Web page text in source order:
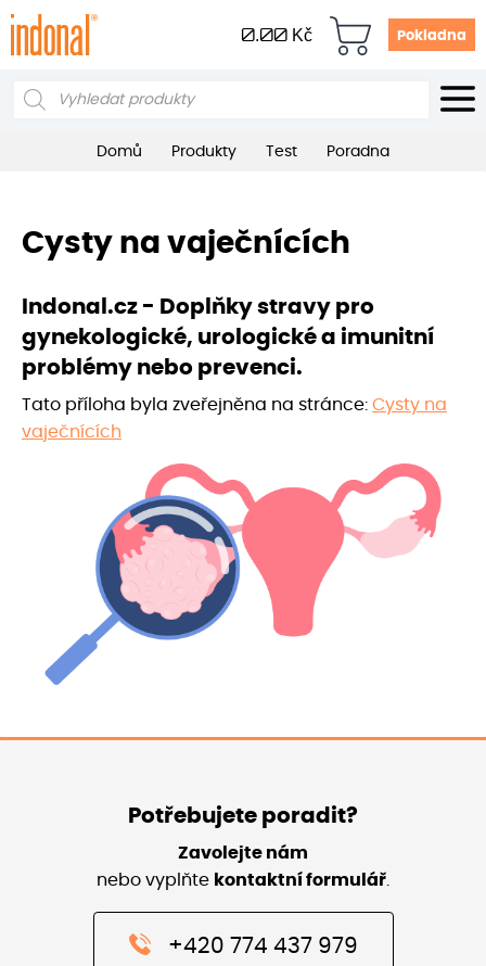
0.00 Kč Pokladna
Products
Domů Produkty Test Poradna
Cysty na vaječnících
Indonal.cz - Doplňky stravy pro
gynekologické, urologické a imunitní
problémy nebo prevenci.
Tato příloha byla zveřejněna na stránce: Cysty na
vaječnících
Potřebujete poradit?
Zavolejte nám
nebo vyplňte kontaktní formulář
+420 774 437 979